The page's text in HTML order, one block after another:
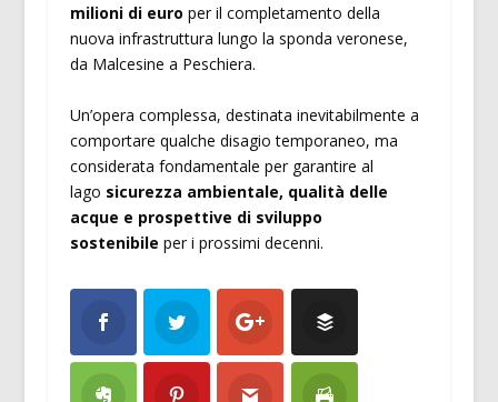
milioni di euro per il completamento della
nuova infrastruttura lungo la sponda veronese,
da Malcesine a Peschiera.
Un’opera complessa, destinata inevitabilmente a
comportare qualche disagio temporaneo, ma
considerata fondamentale per garantire al
lago sicurezza ambientale, qualità delle
acque e prospettive di sviluppo
sostenibile per i prossimi decenni.